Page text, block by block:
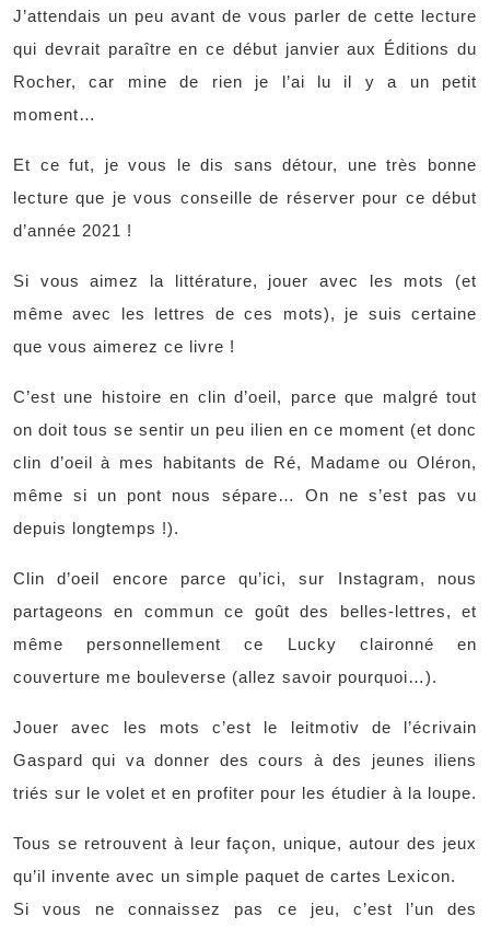
J’attendais un peu avant de vous parler de cette lecture
qui devrait paraître en ce début janvier aux Éditions du
Rocher, car mine de rien je l’ai lu il y a un petit
moment…
Et ce fut, je vous le dis sans détour, une très bonne
lecture que je vous conseille de réserver pour ce début
d’année 2021 !
Si vous aimez la littérature, jouer avec les mots (et
même avec les lettres de ces mots), je suis certaine
que vous aimerez ce livre !
C’est une histoire en clin d’oeil, parce que malgré tout
on doit tous se sentir un peu ilien en ce moment (et donc
clin d’oeil à mes habitants de Ré, Madame ou Oléron,
même si un pont nous sépare… On ne s’est pas vu
depuis longtemps !).
Clin d’oeil encore parce qu’ici, sur Instagram, nous
partageons en commun ce goût des belles-lettres, et
même personnellement ce Lucky claironné en
couverture me bouleverse (allez savoir pourquoi…).
Jouer avec les mots c’est le leitmotiv de l’écrivain
Gaspard qui va donner des cours à des jeunes iliens
triés sur le volet et en profiter pour les étudier à la loupe.
Tous se retrouvent à leur façon, unique, autour des jeux
qu’il invente avec un simple paquet de cartes Lexicon.
Si vous ne connaissez pas ce jeu, c’est l’un des